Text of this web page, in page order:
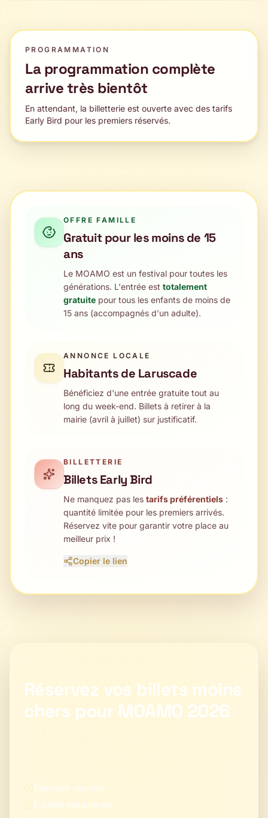
PROGRAMMATION
La programmation complète
arrive très bientôt
En attendant, la billetterie est ouverte avec des tarifs
Early Bird pour les premiers réservés.
OFFRE FAMILLE
Gratuit pour les moins de 15
ans
Le MOAMO est un festival pour toutes les
générations. L'entrée est totalement
gratuite pour tous les enfants de moins de
15 ans (accompagnés d'un adulte).
ANNONCE LOCALE
Habitants de Laruscade
Bénéficiez d'une entrée gratuite tout au
long du week-end. Billets à retirer à la
mairie (avril à juillet) sur justificatif.
BILLETTERIE
Billets Early Bird
Ne manquez pas les tarifs préférentiels :
quantité limitée pour les premiers arrivés.
Réservez vite pour garantir votre place au
meilleur prix !
Copier le lien
Réservez vos billets moins
chers pour MOAMO 2026
Paiement sécurisé
E-billets instantanés